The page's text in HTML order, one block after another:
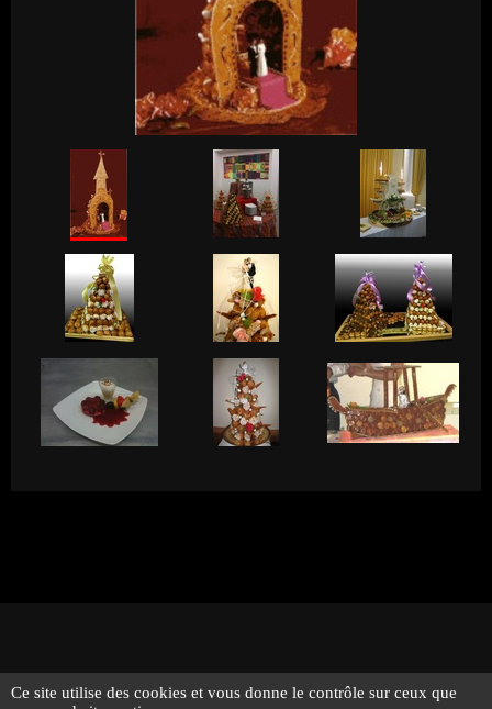
© 2026 - Traiteur Bernard Bringel - Tous droits réservés -
Ce site utilise des cookies et vous donne le contrôle sur ceux que